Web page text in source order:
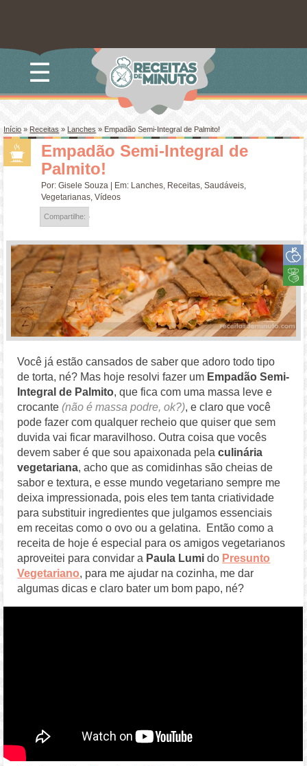
☰
Início»Receitas » Lanches » Empadão Semi-Integral de Palmito!
Empadão Semi-Integral de
Palmito!
Por:Gisele Souza | Em: Lanches, Receitas,Saudáveis,
Vegetarianas,Vídeos
Compartilhe:
Você já estão cansados de saber que adoro todo tipo
de torta, né? Mas hoje resolvi fazer um Empadão Semi-
Integral de Palmito, que fica com uma massa leve e
crocante(não é massa podre, ok?), e claro que você
pode fazer com qualquer recheio que quiser que sem
duvida vai ficar maravilhoso. Outra coisa que vocês
devem saber é que sou apaixonada pelaculinária
vegetariana, acho que as comidinhas são cheias de
sabor e textura, e esse mundo vegetariano sempre me
deixa impressionada, pois eles tem tanta criatividade
para substituir ingredientes que julgamos essenciais
em receitas como o ovo ou a gelatina. Então como a
receita de hoje é especial para os amigos vegetarianos
aproveitei para convidar a Paula Lumi do Presunto
Vegetariano, para me ajudar na cozinha, me dar
algumas dicas e claro bater um bom papo, né?